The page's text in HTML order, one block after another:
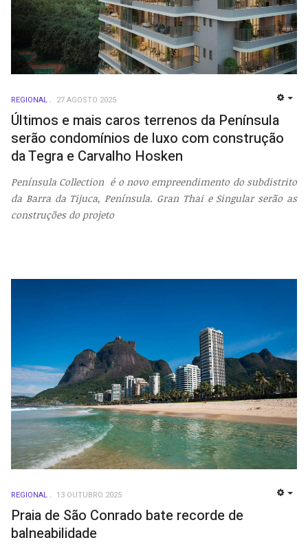
REGIONAL 27 AGOSTO 2025
Últimos e mais caros terrenos da Península
serão condomínios de luxo com construção
da Tegra e Carvalho Hosken
Península Collection é o novo empreendimento do subdistrito
da Barra da Tijuca, Península. Gran Thai e Singular serão as
construções do projeto
REGIONAL 13 OUTUBRO 2025
Praia de São Conrado bate recorde de
balneabilidade